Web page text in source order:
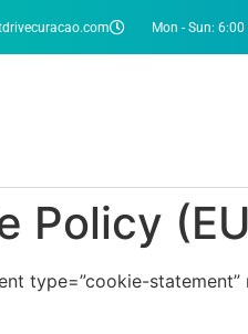
Mon - Sun: 6:00
Policy
type=”cookie-statement”